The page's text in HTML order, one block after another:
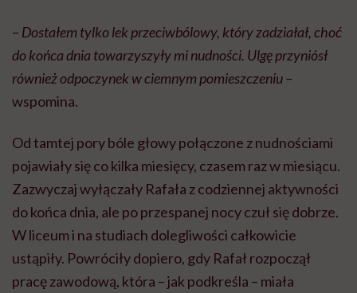
– Dostałem tylko lek przeciwbólowy, który zadziałał, choć
do końca dnia towarzyszyły mi nudności. Ulgę przyniósł
również odpoczynek w ciemnym pomieszczeniu –
wspomina.
Od tamtej pory bóle głowy połączone z nudnościami
pojawiały się co kilka miesięcy, czasem raz w miesiącu.
Zazwyczaj wyłączały Rafała z codziennej aktywności
do końca dnia, ale po przespanej nocy czuł się dobrze.
W liceum i na studiach dolegliwości całkowicie
ustąpiły. Powróciły dopiero, gdy Rafał rozpoczął
pracę zawodową, która – jak podkreśla – miała